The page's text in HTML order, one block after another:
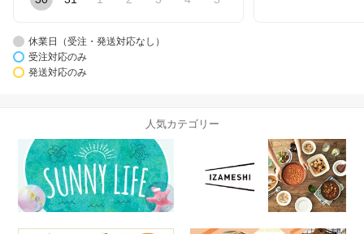
休業日（受注・発送対応なし）
受注対応のみ
発送対応のみ
人気カテゴリー